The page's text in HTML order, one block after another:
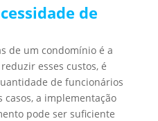
de
de um condomínio é a
esses custos, é
de funcionários
casos, a implementação
pode ser suficiente